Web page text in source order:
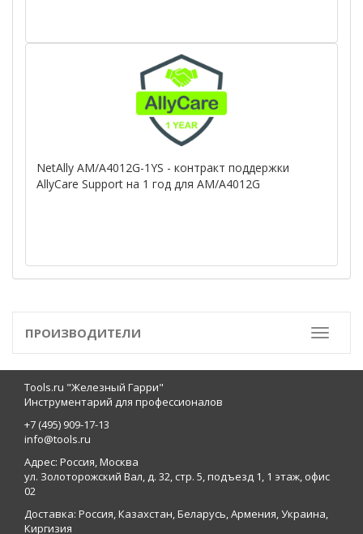
NetAlly AM/A4012G-1YS - контракт поддержки
AllyCare Support на 1 год для AM/A4012G
Toggle
ПРОИЗВОДИТЕЛИ
Tools.ru "Железный Гарри"
Инструментарий для профессионалов
+7 (495) 909-17-13
info@tools.ru
Адрес: Россия, Москва
ул. Золоторожский Вал, д. 32, стр. 5, подъезд 1, 1 этаж, офис
02
Доставка: Россия, Казахстан, Беларусь, Армения, Украина,
Киргизия